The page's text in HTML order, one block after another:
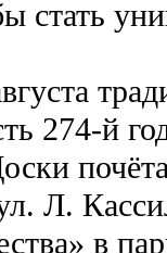
стать
274-й
Л.
в